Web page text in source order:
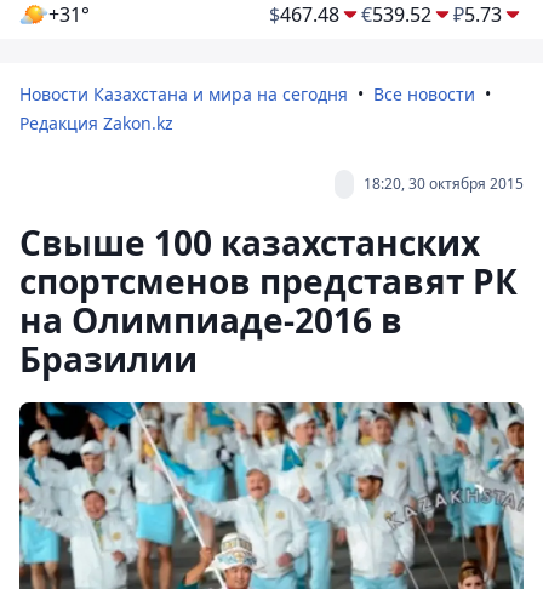
+31° $467.48 €539.52 ₽5.73
Новости Казахстана и мира на сегодня
Все новости
Редакция Zakon.kz
18:20, 30 октября 2015
Свыше 100 казахстанских
спортсменов представят РК
на Олимпиаде-2016 в
Бразилии